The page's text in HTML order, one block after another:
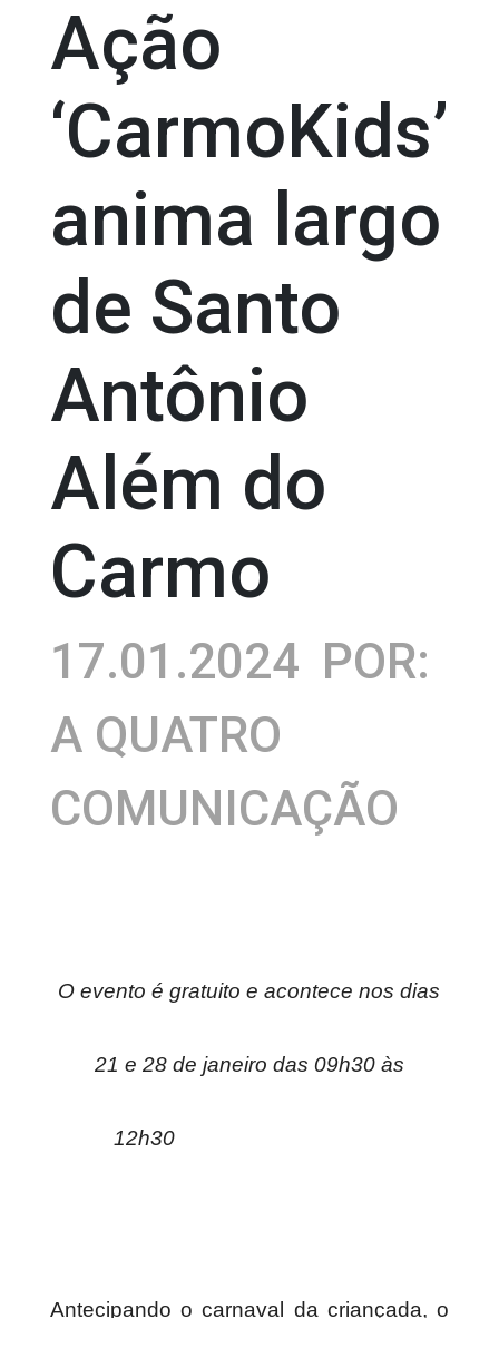
Ação
‘CarmoKids’
anima largo
de Santo
Antônio
Além do
Carmo
17.01.2024 POR:
A QUATRO
COMUNICAÇÃO
O evento é gratuito e acontece nos dias
21 e 28 de janeiro das 09h30 às
12h30
Antecipando o carnaval da criançada, o